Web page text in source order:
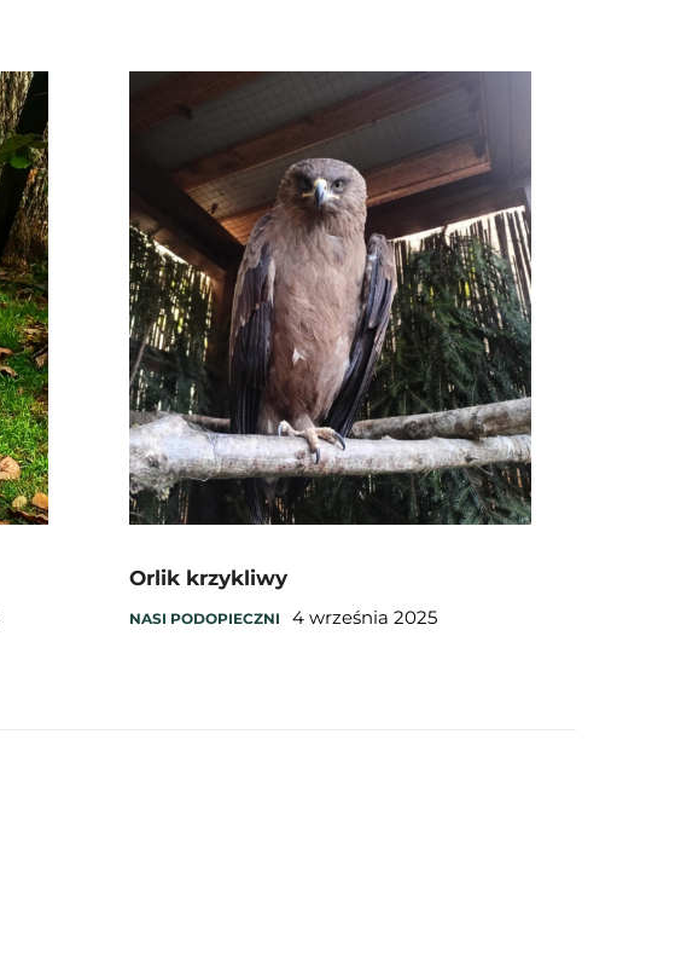
Orlik krzykliwy
NASI PODOPIECZNI 4 września 2025